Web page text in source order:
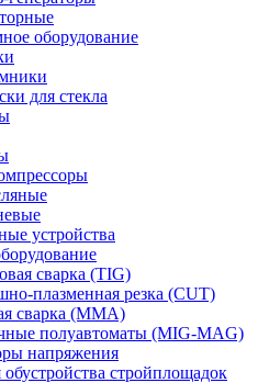
оборудование
для стекла
устройства
сварка (TIG)
плазменная резка (CUT)
сварка (ММА)
полуавтоматы (MIG-MAG)
напряжения
стройплощадок